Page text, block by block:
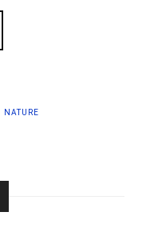
NATURE